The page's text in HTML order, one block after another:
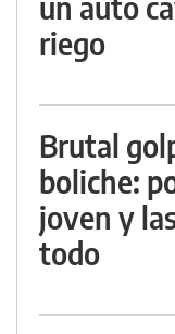
riego
Brutal
boliche:
joven y
todo